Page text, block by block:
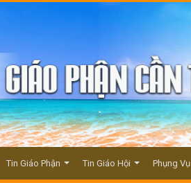
Tin Giáo Phận Tin Giáo Hội Phụng Vụ